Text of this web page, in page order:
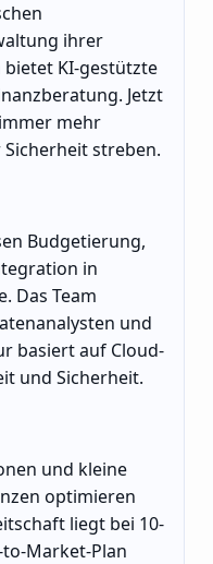
ihrer
bietet KI-gestützte
Jetzt
mehr
streben.
Budgetierung,
in
Das Team
und
basiert auf Cloud-
und Sicherheit.
und kleine
optimieren
liegt bei 10-
Market-Plan